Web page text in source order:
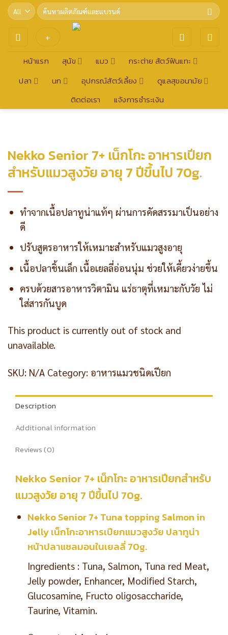
Skip
content
Search
for:
+
หน้าแรก สุนัข แมว
กระต่าย สัตว์ฟันแทะ
ปลา
นก อุปกรณ์สัตว์เลี้ยง
ดูแลสุขอนามัย
ติดต่อเรา
แจ้งการชำระเงิน
Nekko Senior 7+ เน็กโกะ อาหารเปียก
สำหรับแมวสูงวัย อายุ 7 ปีขึ้นไป 70g.
ทำจากเนื้อปลาทูน่าแท้ๆ ผ่านการคัดสรรมาเป็นอย่าง
ดี
ปรับสูตรอาหารให้เหมาะสำหรับแมวสูงอายุ
เนื้อปลาชิ้นเล็ก เนื้อเยลลี่อ่อนนุ่ม ช่วยให้เคี้ยวง่ายขึ้น
ครบด้วยสารอาหารวิตามิน แร่ธาตุที่เหมาะกับวัย ไม่
ใส่สารกันบูด
This product is currently out of stock and
unavailable.
SKU: N/A Category: อาหารแมวชนิดเปียก
Description
Additional information
Reviews (0)
Nekko Senior 7+ เน็กโกะ อาหารเปียกสำหรับ
แมวสูงวัย อายุ 7 ปีขึ้นไป 70g.
Nekko Senior 7+ Tuna topping Salmon in
Jelly เน็กโกะอาหารเปียกแมวสูงวัย ปลาทูน่า
หน้าปลาแซลมอนในเยลลี่ 70g.
Ingredients : Tuna, Salmon, Tuna red Meat,
Jelly powder, Enhancer, Modified Starch,
Glucosamine, Fructo oligosaccharide,
Taurine, Vitamin.